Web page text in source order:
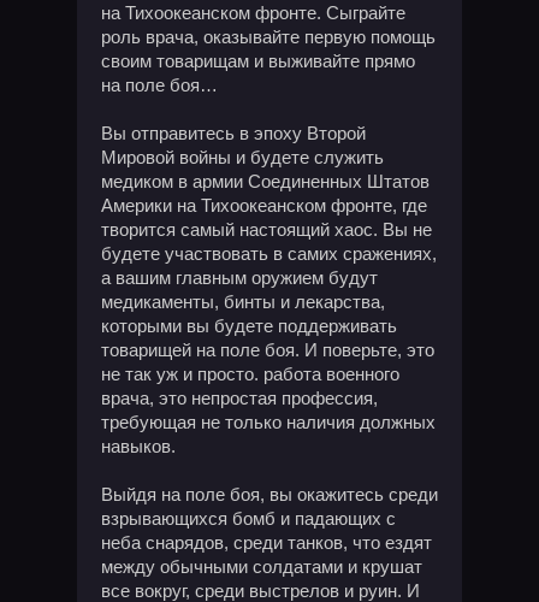
на Тихоокеанском фронте. Сыграйте
роль врача, оказывайте первую помощь
своим товарищам и выживайте прямо
на поле боя…
Вы отправитесь в эпоху Второй
Мировой войны и будете служить
медиком в армии Соединенных Штатов
Америки на Тихоокеанском фронте, где
творится самый настоящий хаос. Вы не
будете участвовать в самих сражениях,
а вашим главным оружием будут
медикаменты, бинты и лекарства,
которыми вы будете поддерживать
товарищей на поле боя. И поверьте, это
не так уж и просто. работа военного
врача, это непростая профессия,
требующая не только наличия должных
навыков.
Выйдя на поле боя, вы окажитесь среди
взрывающихся бомб и падающих с
неба снарядов, среди танков, что ездят
между обычными солдатами и крушат
все вокруг, среди выстрелов и руин. И